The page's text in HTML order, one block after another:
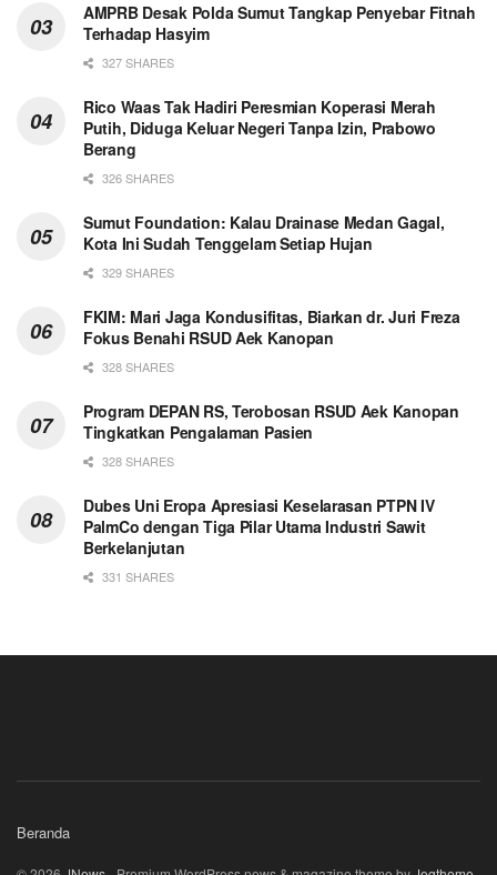
AMPRB Desak Polda Sumut Tangkap Penyebar Fitnah
Terhadap Hasyim
327 SHARES
Rico Waas Tak Hadiri Peresmian Koperasi Merah
Putih, Diduga Keluar Negeri Tanpa Izin, Prabowo
Berang
326 SHARES
Sumut Foundation: Kalau Drainase Medan Gagal,
Kota Ini Sudah Tenggelam Setiap Hujan
329 SHARES
FKIM: Mari Jaga Kondusifitas, Biarkan dr. Juri Freza
Fokus Benahi RSUD Aek Kanopan
328 SHARES
Program DEPAN RS, Terobosan RSUD Aek Kanopan
Tingkatkan Pengalaman Pasien
328 SHARES
Dubes Uni Eropa Apresiasi Keselarasan PTPN IV
PalmCo dengan Tiga Pilar Utama Industri Sawit
Berkelanjutan
331 SHARES
Beranda